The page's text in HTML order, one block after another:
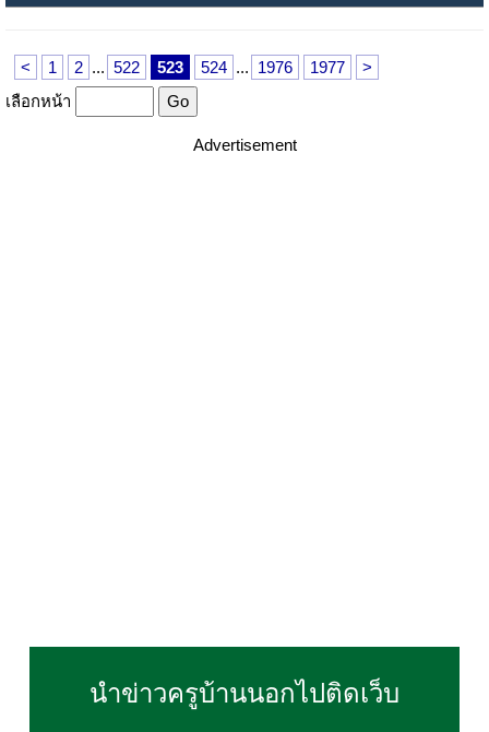
< 1 2 ... 522 523 524 ... 1976 1977
>
เลือกหน้า
Advertisement
นำข่าวครูบ้านนอกไปติดเว็บ